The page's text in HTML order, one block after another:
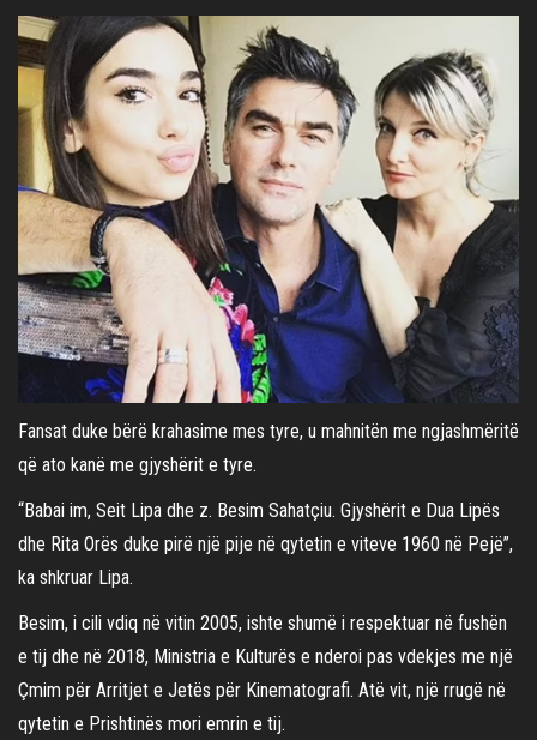
Fansat duke bërë krahasime mes tyre, u mahnitën me ngjashmëritë
që ato kanë me gjyshërit e tyre.
“Babai im, Seit Lipa dhe z. Besim Sahatçiu. Gjyshërit e Dua Lipës
dhe Rita Orës duke pirë një pije në qytetin e viteve 1960 në Pejë”,
ka shkruar Lipa.
Besim, i cili vdiq në vitin 2005, ishte shumë i respektuar në fushën
e tij dhe në 2018, Ministria e Kulturës e nderoi pas vdekjes me një
Çmim për Arritjet e Jetës për Kinematografi. Atë vit, një rrugë në
qytetin e Prishtinës mori emrin e tij.